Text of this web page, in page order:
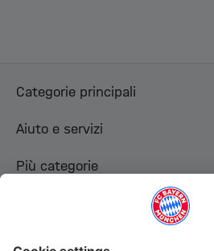
Categorie principali
Aiuto e servizi
Più categorie